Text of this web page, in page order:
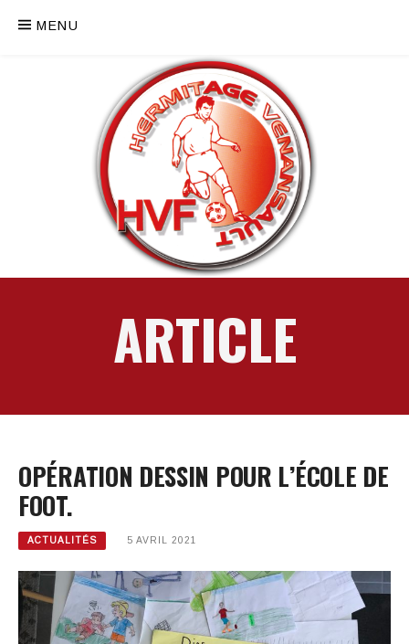
MENU
ARTICLE
OPÉRATION DESSIN POUR L’ÉCOLE DE
FOOT.
ACTUALITÉS 5 AVRIL 2021